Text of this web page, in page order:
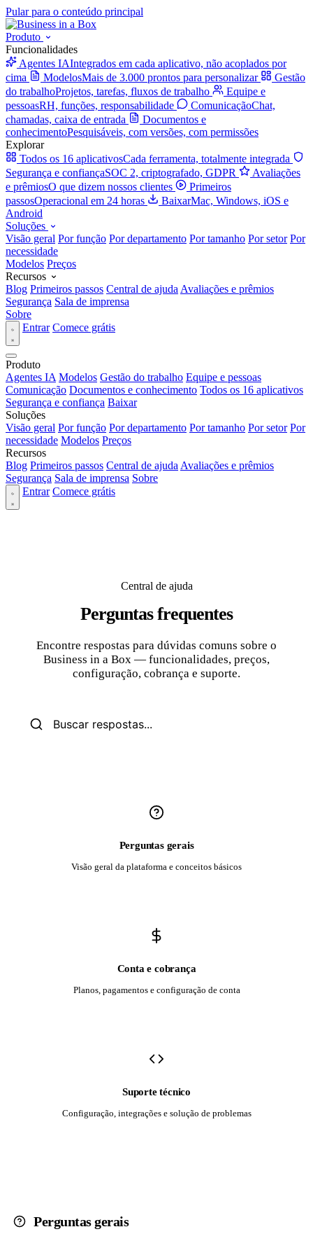
Pular para o conteúdo principal
Produto
Funcionalidades
Agentes IAIntegrados em cada aplicativo, não acoplados por
cima
ModelosMais de 3.000 prontos para personalizar
Gestão
do trabalhoProjetos, tarefas, fluxos de trabalho
Equipe e
pessoasRH, funções, responsabilidade ComunicaçãoChat,
chamadas, caixa de entrada
Documentos e
conhecimentoPesquisáveis, com versões, com permissões
Explorar
Todos os 16 aplicativosCada ferramenta, totalmente integrada
Segurança e confiançaSOC 2, criptografado, GDPR
Avaliações
e prêmiosO que dizem nossos clientes
Primeiros
passosOperacional em 24 horas BaixarMac, Windows, iOS e
Android
Soluções
Visão geral Por função Por departamento Por tamanho Por setor Por
necessidade
Modelos Preços
Recursos
Blog Primeiros passos Central de ajuda Avaliações e prêmios
Segurança Sala de imprensa
Sobre
Entrar Comece grátis
Produto
Agentes IA Modelos Gestão do trabalho Equipe e pessoas
Comunicação Documentos e conhecimento Todos os 16 aplicativos
Segurança e confiança Baixar
Soluções
Visão geral Por função Por departamento Por tamanho Por setor Por
necessidade Modelos Preços
Recursos
Blog Primeiros passos Central de ajuda Avaliações e prêmios
Segurança Sala de imprensa Sobre
Entrar Comece grátis
Central de ajuda
Perguntas frequentes
Encontre respostas para dúvidas comuns sobre o
Business in a Box — funcionalidades, preços,
configuração, cobrança e suporte.
Perguntas gerais
Visão geral da plataforma e conceitos básicos
Conta e cobrança
Planos, pagamentos e configuração de conta
Suporte técnico
Configuração, integrações e solução de problemas
Perguntas gerais